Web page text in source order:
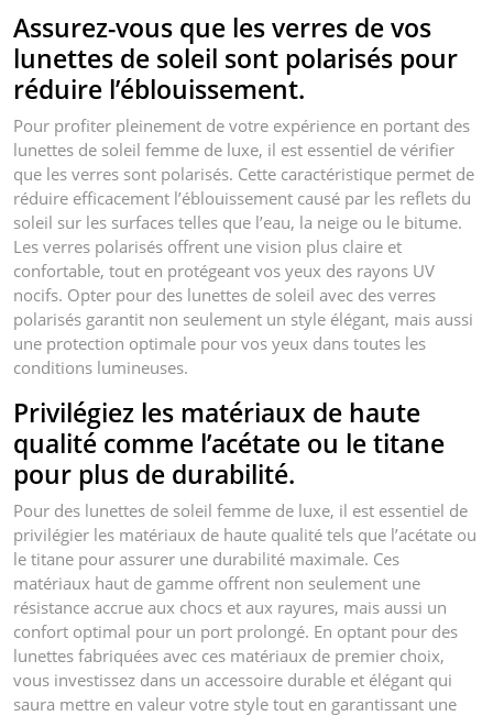
Assurez-vous que les verres de vos
lunettes de soleil sont polarisés pour
réduire l’éblouissement.
Pour profiter pleinement de votre expérience en portant des
lunettes de soleil femme de luxe, il est essentiel de vérifier
que les verres sont polarisés. Cette caractéristique permet de
réduire efficacement l’éblouissement causé par les reflets du
soleil sur les surfaces telles que l’eau, la neige ou le bitume.
Les verres polarisés offrent une vision plus claire et
confortable, tout en protégeant vos yeux des rayons UV
nocifs. Opter pour des lunettes de soleil avec des verres
polarisés garantit non seulement un style élégant, mais aussi
une protection optimale pour vos yeux dans toutes les
conditions lumineuses.
Privilégiez les matériaux de haute
qualité comme l’acétate ou le titane
pour plus de durabilité.
Pour des lunettes de soleil femme de luxe, il est essentiel de
privilégier les matériaux de haute qualité tels que l’acétate ou
le titane pour assurer une durabilité maximale. Ces
matériaux haut de gamme offrent non seulement une
résistance accrue aux chocs et aux rayures, mais aussi un
confort optimal pour un port prolongé. En optant pour des
lunettes fabriquées avec ces matériaux de premier choix,
vous investissez dans un accessoire durable et élégant qui
saura mettre en valeur votre style tout en garantissant une